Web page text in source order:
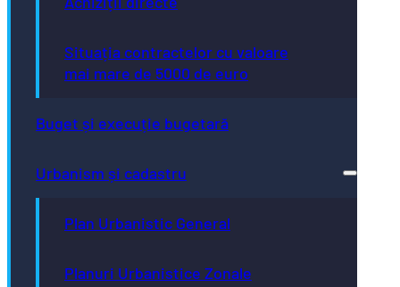
Situația contractelor cu valoare
mai mare de 5000 de euro
Buget și execuție bugetară
Urbanism și cadastru
Plan Urbanistic General
Planuri Urbanistice Zonale